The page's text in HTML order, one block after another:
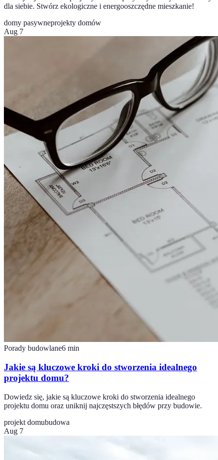
dla siebie. Stwórz ekologiczne i energooszczędne mieszkanie!
domy pasywneprojekty domów
Aug 7
Porady budowlane6 min
Jakie są kluczowe kroki do stworzenia idealnego
projektu domu?
Dowiedz się, jakie są kluczowe kroki do stworzenia idealnego
projektu domu oraz uniknij najczęstszych błędów przy budowie.
projekt domubudowa
Aug 7